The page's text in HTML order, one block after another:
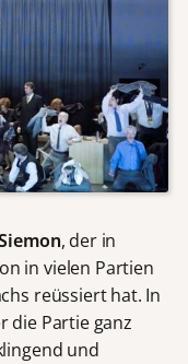
, der in
in vielen Partien
reüssiert hat. In
die Partie ganz
und